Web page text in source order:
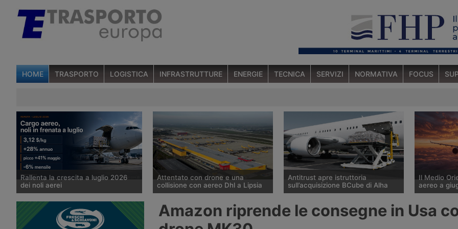
HOME TRASPORTO LOGISTICA INFRASTRUTTURE ENERGIE TECNICA SERVIZI NORMATIVA FOCUS
Rallenta la crescita a luglio 2026
dei noli aerei
I noli spot del trasporto aereo delle
merci sono saliti del 28% su base
annua a luglio, a 3,12 dollari per kg,
Attentato con drone e una
collisione con aereo Dhl a Lipsia
stato individuato la notte del 5
agosto nei pressi di un aereo cargo
Antitrust apre istruttoria
sull’acquisizione BCube di Alha
e del Mercato ha aperto
un’istruttoria sull’acquisizione di
Il Medio
aereo a
aereo
Amazon riprende le consegne in Usa